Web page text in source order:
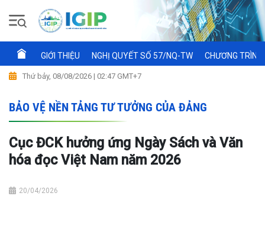
GIỚI THIỆU NGHỊ QUYẾT SỐ 57/NQ-TW CHƯƠNG
Thứ bảy, 08/08/2026 | 02:47 GMT+7
BẢO VỆ NỀN TẢNG TƯ TƯỞNG CỦA ĐẢNG
Cục ĐCK hưởng ứng Ngày Sách và Văn
hóa đọc Việt Nam năm 2026
20/04/2026